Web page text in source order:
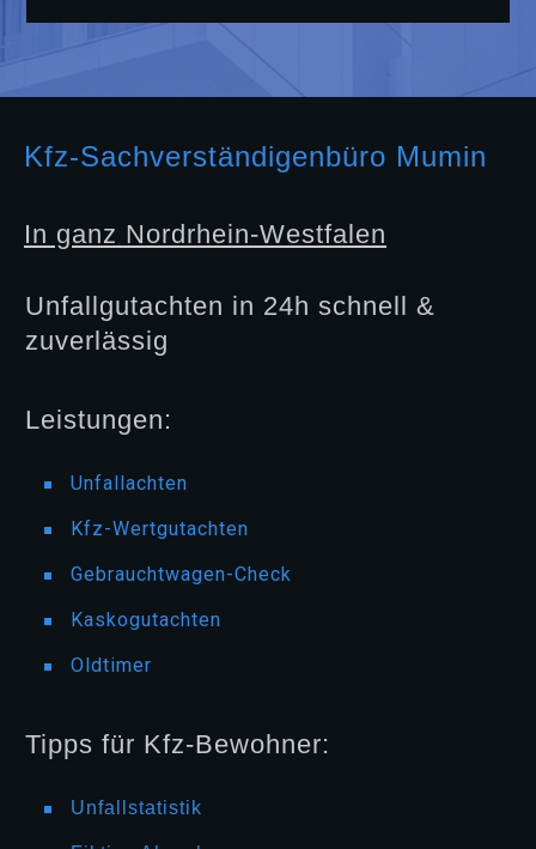
Kfz-Sachverständigenbüro Mumin
In ganz Nordrhein-Westfalen
Unfallgutachten in 24h schnell &
zuverlässig
Leistungen:
Unfallachten
Kfz-Wertgutachten
Gebrauchtwagen-Check
Kaskogutachten
Oldtimer
Tipps für Kfz-Bewohner:
Unfallstatistik